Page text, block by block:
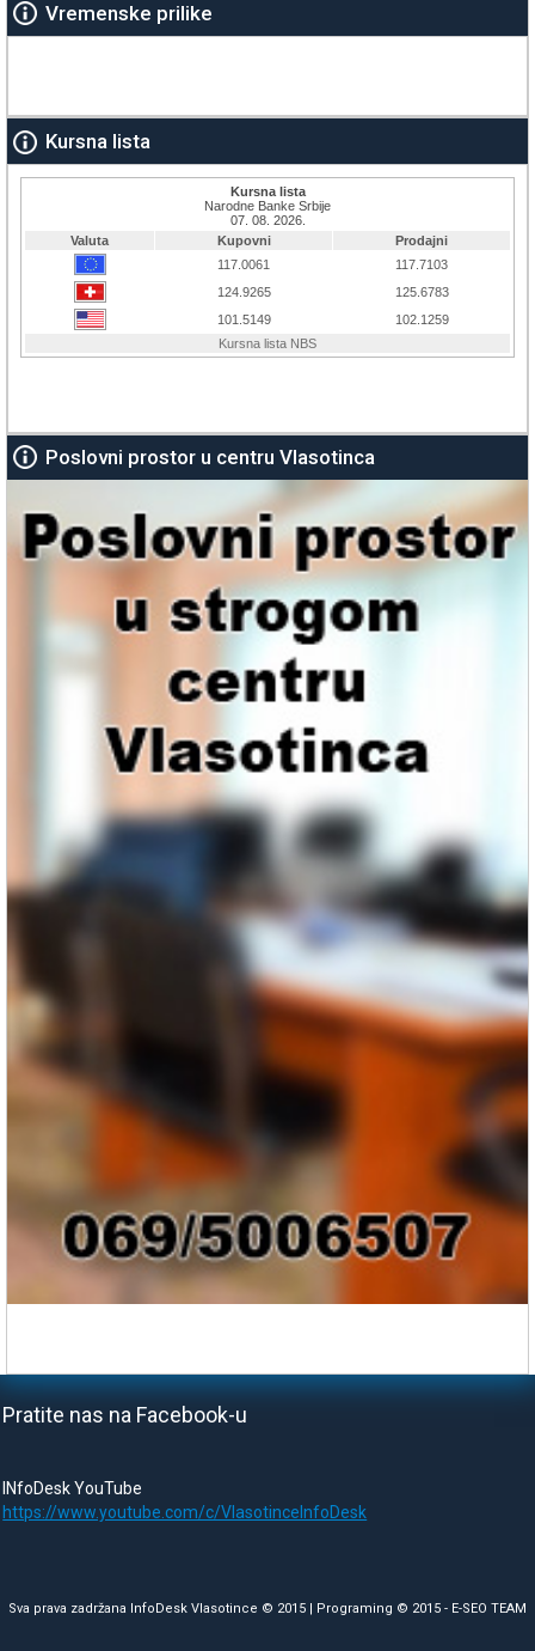
Vremenske prilike
Kursna lista
Poslovni prostor u centru Vlasotinca
Pratite nas na Facebook-u
INfoDesk YouTube
https://www.youtube.com/c/VlasotinceInfoDesk
Sva prava zadržana InfoDesk Vlasotince © 2015 | Programing © 2015 - E-SEO TEAM